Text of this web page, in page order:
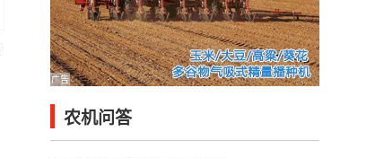
广告
农机问答